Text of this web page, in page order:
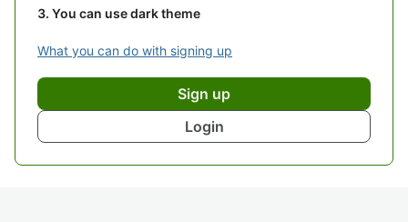
You can use dark theme
What you can do with signing up
Sign up
Login